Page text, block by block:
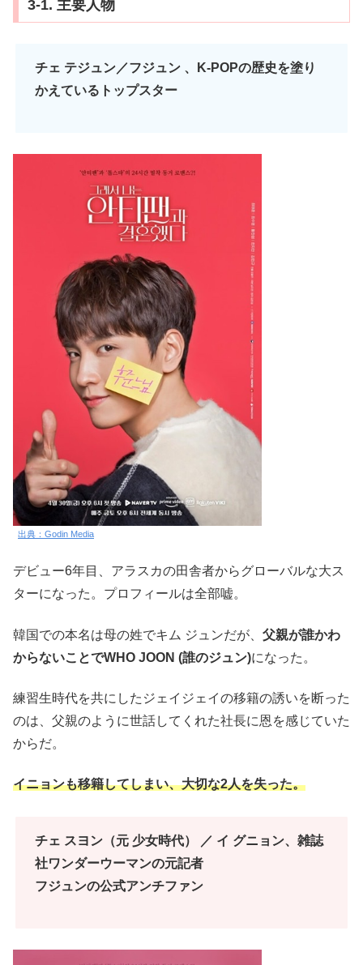
3-1. 主要人物
チェ テジュン／フジュン 、K-POPの歴史を塗り
かえているトップスター
出典：Godin Media
デビュー6年目、アラスカの田舎者からグローバルな大ス
ターになった。プロフィールは全部嘘。
韓国での本名は母の姓でキム ジュンだが、 父親が誰かわ
からないことでWHO JOON (誰のジュン)になった。
練習生時代を共にしたジェイジェイの移籍の誘いを断った
のは、父親のように世話してくれた社長に恩を感じていた
からだ。
イニョンも移籍してしまい、大切な2人を失った。
チェ スヨン（元 少女時代） ／ イ グニョン、雑誌
社ワンダーウーマンの元記者
フジュンの公式アンチファン